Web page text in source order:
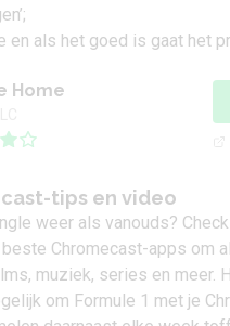
en als het goed is gaat het
Home
tips en video
weer als vanouds?
beste Chromecast-apps om
muziek, series en meer.
om Formule 1 met je